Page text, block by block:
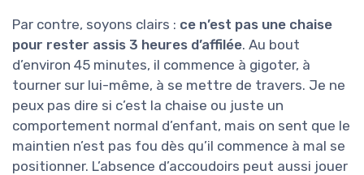
Par contre, soyons clairs : ce n’est pas une chaise
pour rester assis 3 heures d’affilée. Au bout
d’environ 45 minutes, il commence à gigoter, à
tourner sur lui-même, à se mettre de travers. Je ne
peux pas dire si c’est la chaise ou juste un
comportement normal d’enfant, mais on sent que le
maintien n’est pas fou dès qu’il commence à mal se
positionner. L’absence d’accoudoirs peut aussi jouer